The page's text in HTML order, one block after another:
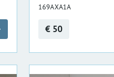
169AXA1A
€ 50